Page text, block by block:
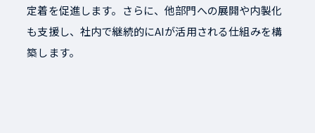
定着を促進します。さらに、他部門への展開や内製化
も支援し、社内で継続的にAIが活用される仕組みを構
築します。